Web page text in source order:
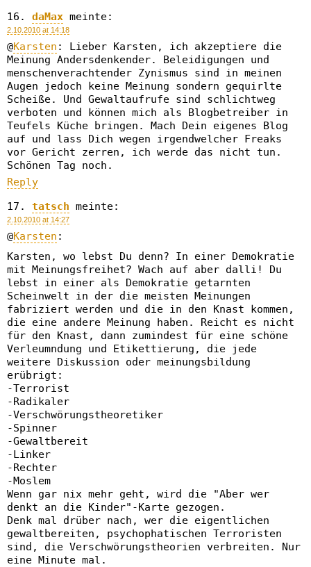
daMax meinte:
2.10.2010 at 14:18
@Karsten : Lieber Karsten, ich akzeptiere die
Meinung Andersdenkender. Beleidigungen und
menschenverachtender Zynismus sind in meinen
Augen jedoch keine Meinung sondern gequirlte
Scheiße. Und Gewaltaufrufe sind schlichtweg
verboten und können mich als Blogbetreiber in
Teufels Küche bringen. Mach Dein eigenes Blog
auf und lass Dich wegen irgendwelcher Freaks
vor Gericht zerren, ich werde das nicht tun.
Schönen Tag noch.
Reply
tatsch meinte:
2.10.2010 at 14:27
@Karsten :
Karsten, wo lebst Du denn? In einer Demokratie
mit Meinungsfreihet? Wach auf aber dalli! Du
lebst in einer als Demokratie getarnten
Scheinwelt in der die meisten Meinungen
fabriziert werden und die in den Knast kommen,
die eine andere Meinung haben. Reicht es nicht
für den Knast, dann zumindest für eine schöne
Verleumndung und Etikettierung, die jede
weitere Diskussion oder meinungsbildung
erübrigt:
-Terrorist
-Radikaler
-Verschwörungstheoretiker
-Spinner
-Gewaltbereit
-Linker
-Rechter
-Moslem
Wenn gar nix mehr geht, wird die "Aber wer
denkt an die Kinder"-Karte gezogen.
Denk mal drüber nach, wer die eigentlichen
gewaltbereiten, psychophatischen Terroristen
sind, die Verschwörungstheorien verbreiten. Nur
eine Minute mal.